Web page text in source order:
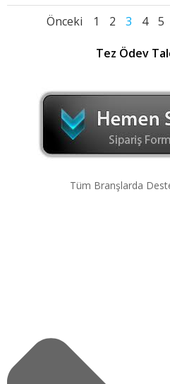
Yazı
dolaşımı
Önceki
Yazı
Sayfa
1 Sayfa
2 Sayfa
3 Sayfa
4 5
Tez Ödev
Tüm Branşlarda